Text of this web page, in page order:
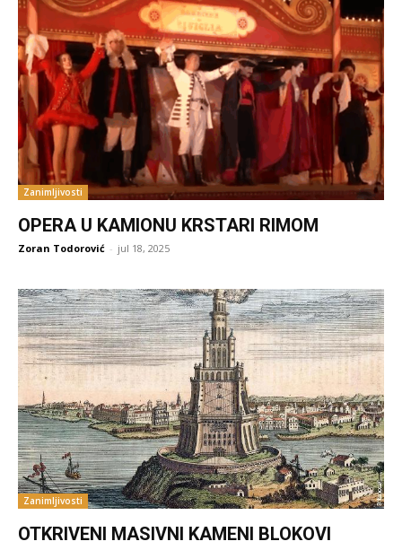
Zanimljivosti
OPERA U KAMIONU KRSTARI RIMOM
Zoran Todorović - jul 18, 2025
Zanimljivosti
OTKRIVENI MASIVNI KAMENI BLOKOVI